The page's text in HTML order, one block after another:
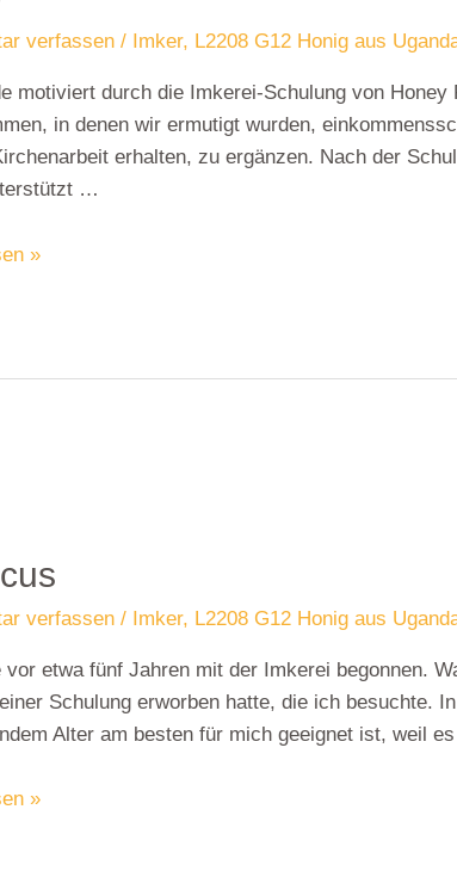
verfassen / Imker, L2208 G12 Honig aus
motiviert durch die Imkerei-Schulung von
in denen wir ermutigt wurden,
erhalten, zu ergänzen. Nach der
…
»
verfassen / Imker, L2208 G12 Honig aus
vor etwa fünf Jahren mit der Imkerei begonnen.
Schulung erworben hatte, die ich besuchte.
Alter am besten für mich geeignet ist, weil
»